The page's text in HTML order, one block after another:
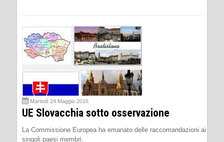
Martedì 24 Maggio 2016
UE Slovacchia sotto osservazione
La Commissione Europea ha emanato delle raccomandazioni ai
singoli paesi membri.